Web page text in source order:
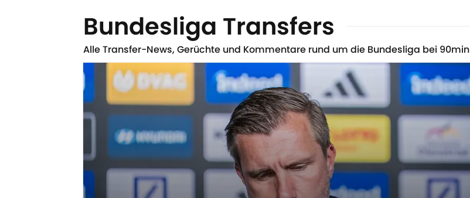
Bundesliga Transfers
Alle Transfer-News, Gerüchte und Kommentare rund um die Bundesliga bei 90min